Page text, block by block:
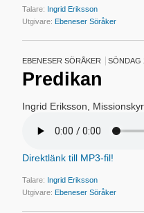
Talare: Ingrid Eriksson
Utgivare:Ebeneser Söråker
EBENESER SÖRÅKER SÖNDAG
Predikan
Ingrid Eriksson,
Direktlänk till MP3-fil!
Talare: Ingrid Eriksson
Utgivare:Ebeneser Söråker